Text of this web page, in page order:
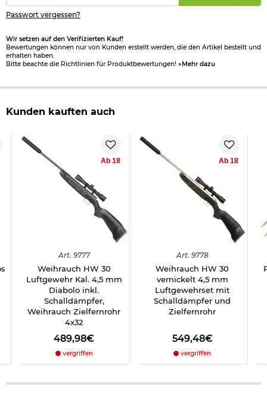
Passwort vergessen?
Wir setzen auf den Verifizierten Kauf!
Bewertungen können nur von Kunden erstellt werden, die den Artikel bestellt und
erhalten haben.
Bitte beachte die Richtlinien für Produktbewertungen! »Mehr dazu
Kunden kauften auch
Ab 18
Art. 9777
Weihrauch HW 30
Luftgewehr Kal. 4,5 mm
Diabolo inkl.
Schalldämpfer,
Weihrauch Zielfernrohr
4x32
489,98€
vergriffen
Ab 18
Art. 9778
Weihrauch HW 30
vernickelt 4,5 mm
Luftgewehrset mit
Schalldämpfer und
Zielfernrohr
549,48€
vergriffen